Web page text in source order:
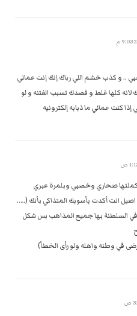
.. و كذب خشم اللي رباك إنك إنت عماني
كلها غلط و قصدك تسبب الفتنه و لو
كنت عماني ما ذبابه إلكترونيه
صحاري وخصبي وبلمرة عبري
انت أكدت بأسوبك المتذاكي بأنك (…..
في السلطنة بها جميع المذاهب بس شكل
في وطنه واهله ولو رأى الخطأ)